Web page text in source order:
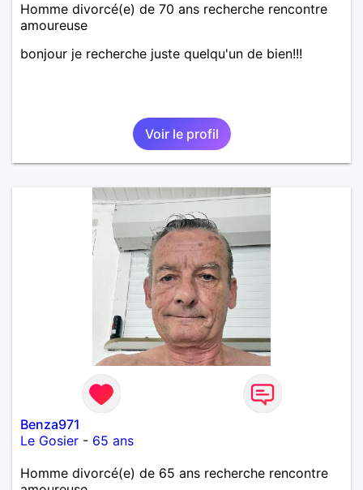
Homme divorcé(e) de 70 ans recherche rencontre
amoureuse
bonjour je recherche juste quelqu'un de bien!!!
Voir le profil
Benza971
Le Gosier - 65 ans
Homme divorcé(e) de 65 ans recherche rencontre